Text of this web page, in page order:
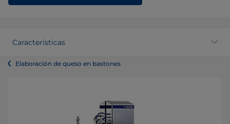
Características
Elaboración de queso en bastones